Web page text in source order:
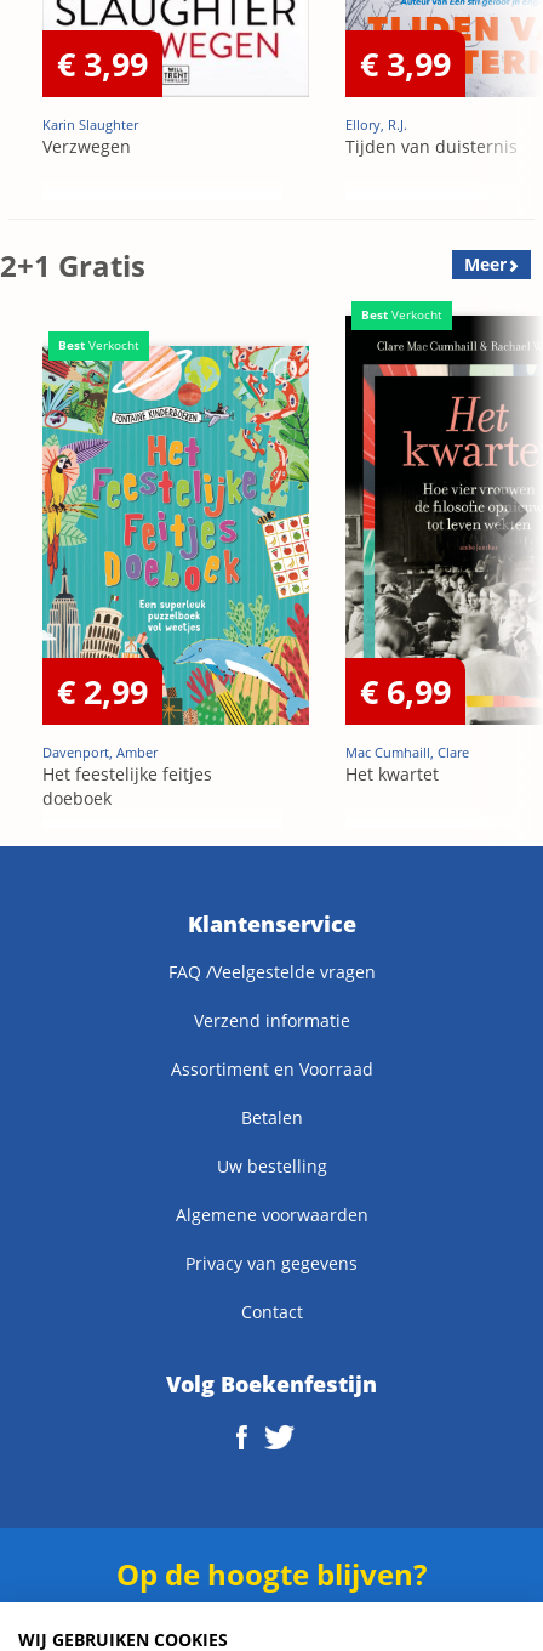
€ 3,99
Karin Slaughter
Verzwegen
€ 3,99
Ellory, R.J.
Tijden van duisternis
2+1 Gratis Meer
Best Verkocht
€ 2,99
Davenport, Amber
Het feestelijke feitjes
doeboek
Best Verkocht
€ 6,99
Mac Cumhaill, Clare
Het kwartet
Klantenservice
FAQ /Veelgestelde vragen
Verzend informatie
Assortiment en Voorraad
Betalen
Uw bestelling
Algemene voorwaarden
Privacy van gegevens
Contact
Volg Boekenfestijn
Op de hoogte blijven?
WIJ GEBRUIKEN COOKIES